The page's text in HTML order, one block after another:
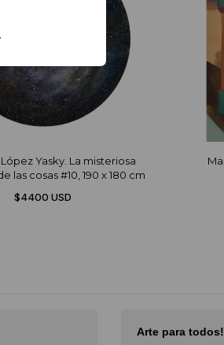
Yasky. La misteriosa
las cosas #10, 190 x 180 cm
$4400 USD
Arte para todos!